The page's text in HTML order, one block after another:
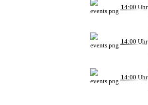
14:00 Uhr
14:00 Uhr
14:00 Uhr